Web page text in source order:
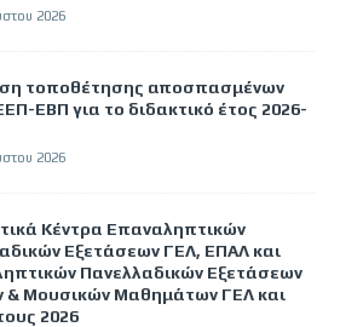
2026
τοποθέτησης αποσπασμένων
ΕΒΠ για το διδακτικό έτος 2026-
2026
Κέντρα Επαναληπτικών
Εξετάσεων ΓΕΛ, ΕΠΑΛ και
Πανελλαδικών Εξετάσεων
& Μουσικών Μαθημάτων ΓΕΛ και
2026